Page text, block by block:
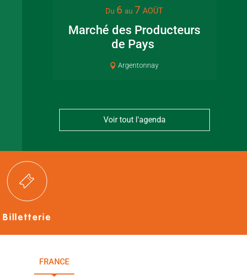
canoë en Bocage
Du 6 au 7 AOÛT
Marché des Producteurs
de Pays
Argentonnay
Voir tout l'agenda
Billetterie
FRANCE